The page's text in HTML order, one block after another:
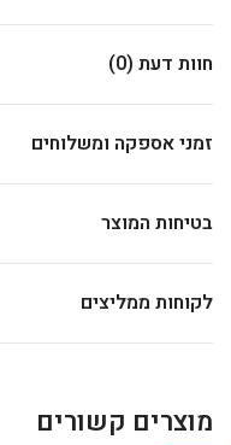
חוות דעת (0)
זמני אספקה ומשלוחים
בטיחות המוצר
לקוחות ממליצים
מוצרים קשורים